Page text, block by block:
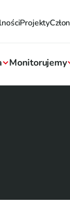
Projekty
Monitorujemy